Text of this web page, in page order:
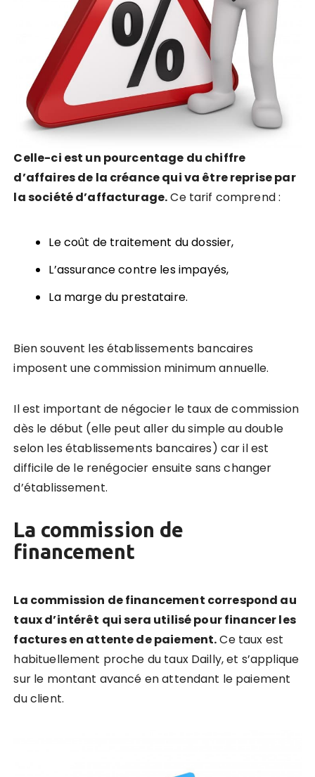
Celle-ci est un pourcentage du chiffre
d’affaires de la créance qui va être reprise par
la société d’affacturage.Ce tarif comprend :
Le coût de traitement du dossier,
L’assurance contre les impayés,
La marge du prestataire.
Bien souvent les établissements bancaires
imposent une commission minimum annuelle.
Il est important de négocier le taux de commission
dès le début (elle peut aller du simple au double
selon les établissements bancaires) car il est
difficile de le renégocier ensuite sans changer
d’établissement.
La commission de
financement
La commission de financement correspond au
taux d’intérêt qui sera utilisé pour financer les
factures en attente de paiement.Ce taux est
habituellement proche du taux Dailly, et s’applique
sur le montant avancé en attendant le paiement
du client.